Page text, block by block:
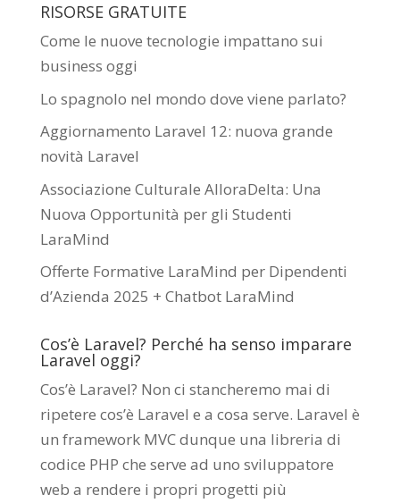
RISORSE GRATUITE
Come le nuove tecnologie impattano sui
business oggi
Lo spagnolo nel mondo dove viene parlato?
Aggiornamento Laravel 12: nuova grande
novità Laravel
Associazione Culturale AlloraDelta: Una
Nuova Opportunità per gli Studenti
LaraMind
Offerte Formative LaraMind per Dipendenti
d’Azienda 2025 + Chatbot LaraMind
Cos’è Laravel? Perché ha senso imparare
Laravel oggi?
Cos’è Laravel? Non ci stancheremo mai di
ripetere cos’è Laravel e a cosa serve. Laravel è
un framework MVC dunque una libreria di
codice PHP che serve ad uno sviluppatore
web a rendere i propri progetti più